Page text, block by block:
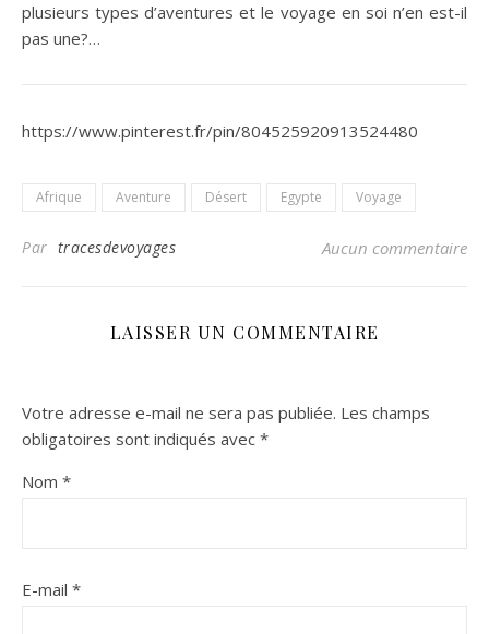
plusieurs types d’aventures et le voyage en soi n’en est-il
pas une?…
https://www.pinterest.fr/pin/804525920913524480
Afrique Aventure Désert Egypte Voyage
Par tracesdevoyages Aucun commentaire
LAISSER UN COMMENTAIRE
Votre adresse e-mail ne sera pas publiée. Les champs
obligatoires sont indiqués avec *
Nom *
E-mail *